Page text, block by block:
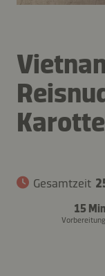
Karotte
Gesamtzeit
15